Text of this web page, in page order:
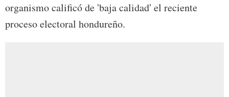
organismo calificó de 'baja calidad' el reciente
proceso electoral hondureño.